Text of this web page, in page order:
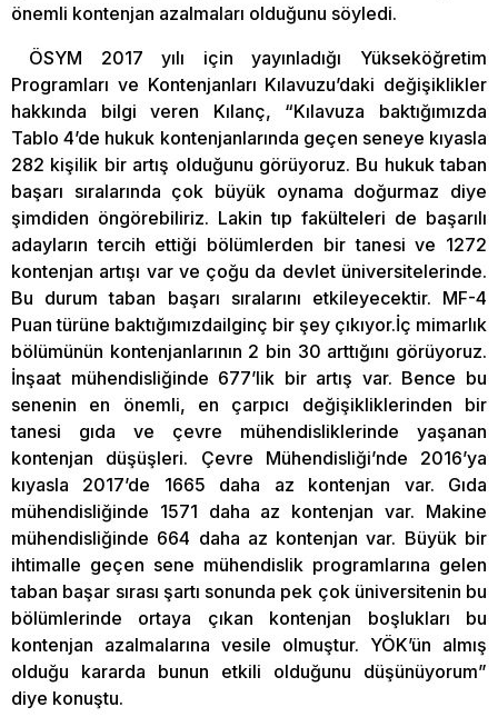
önemli kontenjan azalmaları olduğunu söyledi.
ÖSYM 2017 yılı için yayınladığı Yükseköğretim
Programları ve Kontenjanları Kılavuzu’daki değişiklikler
hakkında bilgi veren Kılanç, “Kılavuza baktığımızda
Tablo 4’de hukuk kontenjanlarında geçen seneye kıyasla
282 kişilik bir artış olduğunu görüyoruz. Bu hukuk taban
başarı sıralarında çok büyük oynama doğurmaz diye
şimdiden öngörebiliriz. Lakin tıp fakülteleri de başarılı
adayların tercih ettiği bölümlerden bir tanesi ve 1272
kontenjan artışı var ve çoğu da devlet üniversitelerinde.
Bu durum taban başarı sıralarını etkileyecektir. MF-4
Puan türüne baktığımızdailginç bir şey çıkıyor.İç mimarlık
bölümünün kontenjanlarının 2 bin 30 arttığını görüyoruz.
İnşaat mühendisliğinde 677’lik bir artış var. Bence bu
senenin en önemli, en çarpıcı değişikliklerinden bir
tanesi gıda ve çevre mühendisliklerinde yaşanan
kontenjan düşüşleri. Çevre Mühendisliği’nde 2016’ya
kıyasla 2017’de 1665 daha az kontenjan var. Gıda
mühendisliğinde 1571 daha az kontenjan var. Makine
mühendisliğinde 664 daha az kontenjan var. Büyük bir
ihtimalle geçen sene mühendislik programlarına gelen
taban başar sırası şartı sonunda pek çok üniversitenin bu
bölümlerinde ortaya çıkan kontenjan boşlukları bu
kontenjan azalmalarına vesile olmuştur. YÖK’ün almış
olduğu kararda bunun etkili olduğunu düşünüyorum”
diye konuştu.